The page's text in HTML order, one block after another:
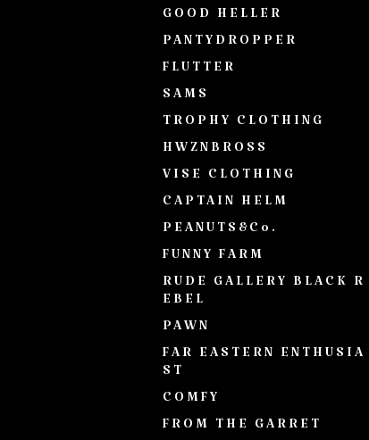
GOOD HELLER
PANTYDROPPER
FLUTTER
SAMS
TROPHY CLOTHING
HWZNBROSS
VISE CLOTHING
CAPTAIN HELM
PEANUTS&Co.
FUNNY FARM
RUDE GALLERY BLACK R
EBEL
PAWN
FAR EASTERN ENTHUSIA
ST
COMFY
FROM THE GARRET